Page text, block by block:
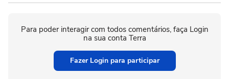
Para poder interagir com todos comentários, faça Login
na sua conta Terra
Fazer Login para participar